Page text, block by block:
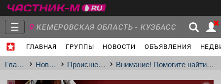
☰ КЕМЕРОВСКАЯ ОБЛАСТЬ - КУЗБАСС
ГЛАВНАЯ ГРУППЫ НОВОСТИ ОБЪЯВЛЕНИЯ
Главная
Новости
Главная Новости Происшествия Внимание! Помогите найти человека!